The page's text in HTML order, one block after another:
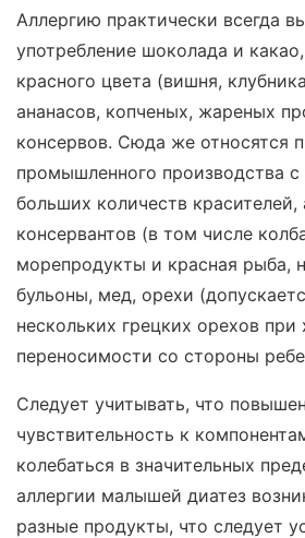
Аллергию практически всегда
употребление шоколада и
красного цвета (вишня,
ананасов, копченых, жареных
консервов. Сюда же относятся
промышленного производства с
больших количеств
консервантов (в том числе
морепродукты и красная рыба,
бульоны, мед, орехи
нескольких грецких орехов
переносимости со стороны
Следует учитывать, что
чувствительность к
колебаться в значительных
аллергии малышей диатез
разные продукты, что следует